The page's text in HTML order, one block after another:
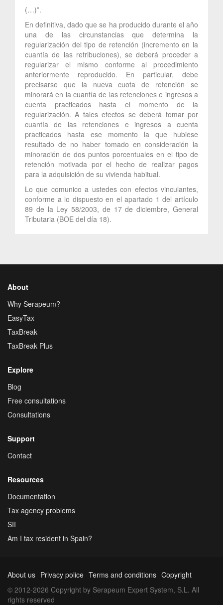
(…)”.
En definitiva, dado que se ha producido durante el año
una de las circunstancias que determina la
regularización del tipo de retención (incremento en la
cuantía de las retribuciones), se deberá proceder a
regularizar el mismo conforme al procedimiento
anteriormente reproducido. En particular, debe
precisarse que la nueva cuota de retención se
minorará en la cuantía de las retenciones e ingresos a
cuenta practicados hasta el momento de la
regularización. A tales efectos se deberá tomar por
cuantía de las retenciones e ingresos a cuenta
practicados hasta ese momento la que hubiese
resultado de no haber tomado en consideración la
minoración de dos puntos porcentuales en el tipo de
retención motivada por el hecho de realizar pagos
para la adquisición de su vivienda habitual.
Lo que comunico a ustedes con efectos vinculantes,
conforme a lo dispuesto en el apartado 1 del artículo
89 de la Ley 58/2003, de 17 de diciembre, General
Tributaria (BOE del día 18).
About
Why Serapeum?
EasyTax
TaxBreak
TaxBreak Plus
Explore
Blog
Free consultations
Consultations
Support
Contact
Resources
Documentation
Tax agency problems
SII
Am I tax resident in Spain?
About us Privacy police Terms and conditions Copyright
© 2012-2026 Copyright by Serapeum Expert System, S.L. All
rights reserved